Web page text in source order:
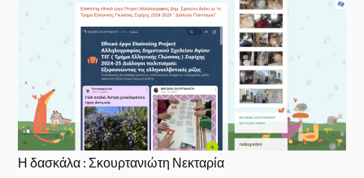
Η δασκάλα : Σκουρτανιώτη Νεκταρία